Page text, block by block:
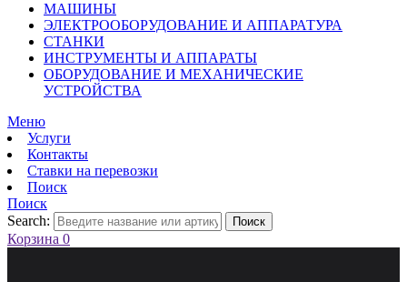
МАШИНЫ
ЭЛЕКТРООБОРУДОВАНИЕ И АППАРАТУРА
СТАНКИ
ИНСТРУМЕНТЫ И АППАРАТЫ
ОБОРУДОВАНИЕ И МЕХАНИЧЕСКИЕ
УСТРОЙСТВА
Меню
Услуги
Контакты
Ставки на перевозки
Поиск
Поиск
Search:
Поиск
Корзина 0